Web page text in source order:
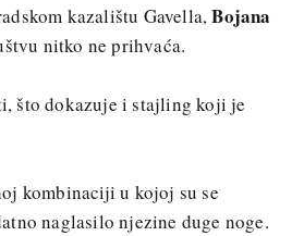
kazalištu Gavella,Bojana
nitko ne prihvaća.
što dokazuje i stajling koji je
kombinaciji u kojoj su se
naglasilo njezine duge noge.